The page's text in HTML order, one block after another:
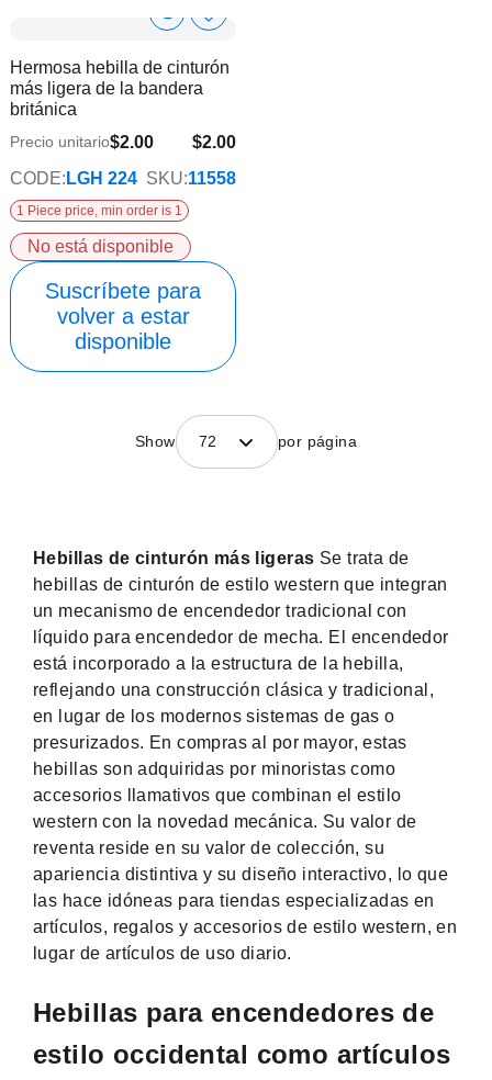
Show
Info
Añadir
la
deseos
Hermosa hebilla de cinturón
más ligera de la bandera
británica
$2.00
Precio unitario$2.00
CODE: LGH 224 SKU:11558
1 Piece price, min order is 1
No está disponible
Suscríbete para
volver a estar
disponible
Show 72 por página
Hebillas de cinturón más ligeras Se trata de
hebillas de cinturón de estilo western que integran
un mecanismo de encendedor tradicional con
líquido para encendedor de mecha. El encendedor
está incorporado a la estructura de la hebilla,
reflejando una construcción clásica y tradicional,
en lugar de los modernos sistemas de gas o
presurizados. En compras al por mayor, estas
hebillas son adquiridas por minoristas como
accesorios llamativos que combinan el estilo
western con la novedad mecánica. Su valor de
reventa reside en su valor de colección, su
apariencia distintiva y su diseño interactivo, lo que
las hace idóneas para tiendas especializadas en
artículos, regalos y accesorios de estilo western, en
lugar de artículos de uso diario.
Hebillas para encendedores de
estilo occidental como artículos